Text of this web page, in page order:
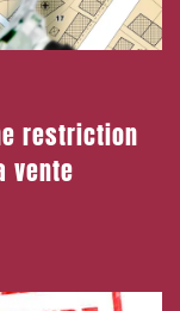
restriction
vente